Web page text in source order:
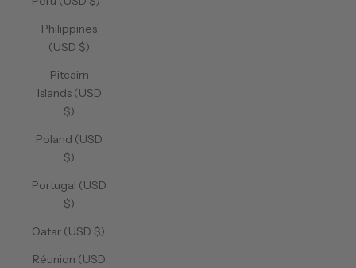
Philippines
(USD $)
Pitcairn
Islands (USD
$)
Poland (USD
$)
Portugal (USD
$)
Qatar (USD $)
Réunion (USD